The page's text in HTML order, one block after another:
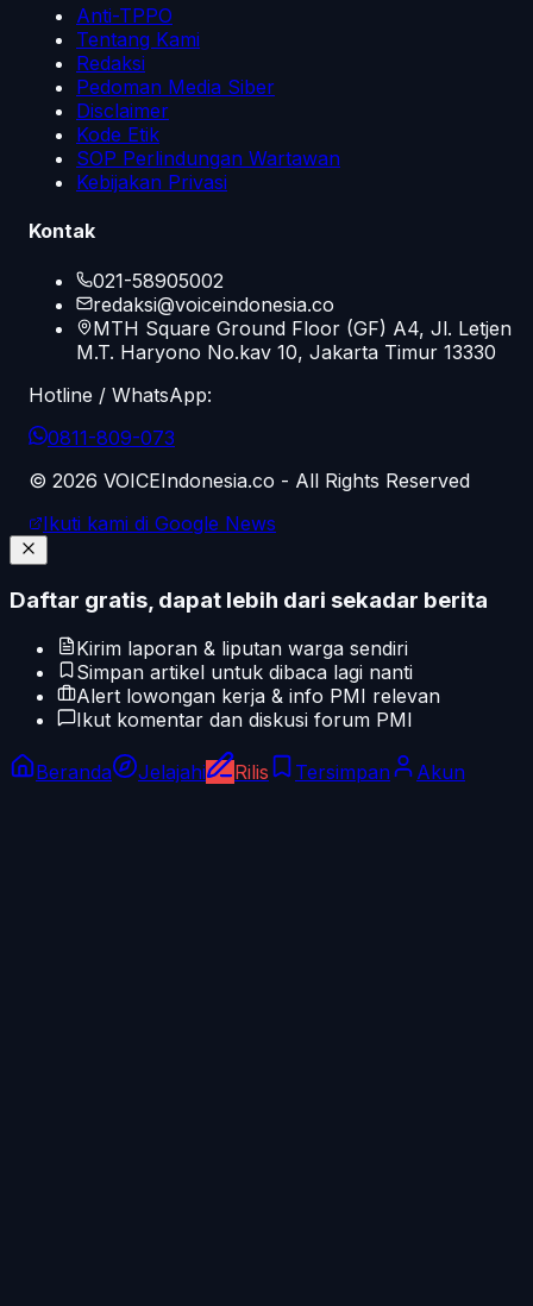
Anti-TPPO
Tentang Kami
Redaksi
Pedoman Media Siber
Disclaimer
Kode Etik
SOP Perlindungan Wartawan
Kebijakan Privasi
Kontak
021-58905002
redaksi@voiceindonesia.co
MTH Square Ground Floor (GF) A4, Jl. Letjen
M.T. Haryono No.kav 10, Jakarta Timur 13330
Hotline / WhatsApp:
0811-809-073
© 2026 VOICEIndonesia.co - All Rights Reserved
Ikuti kami di Google News
Daftar gratis, dapat lebih dari sekadar berita
Kirim laporan & liputan warga sendiri
Simpan artikel untuk dibaca lagi nanti
Alert lowongan kerja & info PMI relevan
Ikut komentar dan diskusi forum PMI
Beranda Jelajahi Rilis Tersimpan Akun